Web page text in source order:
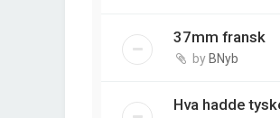
37mm fransk
by BNyb
Hva hadde